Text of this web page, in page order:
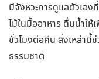
มีจังหวะการดูแลตัวเอ
ไม้ในมื้ออาหาร ดื่มน้ำใ
ชั่วโมงต่อคืน สิ่งเหล่านี้
ธรรมชาติ